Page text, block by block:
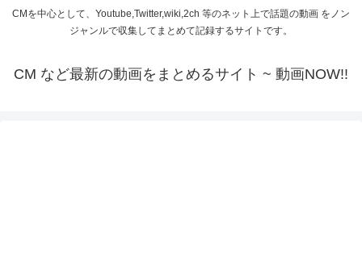
CMを中心として、Youtube,Twitter,wiki,2ch 等のネット上で話題の動画 をノン
ジャンルで収集してまとめて記録するサイトです。
CM など最新の動画をまとめるサイト ~ 動画NOW!!